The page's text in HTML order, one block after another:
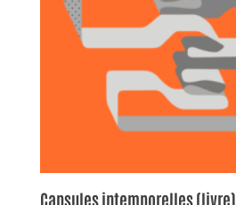
Capsules intemporelles (livre)